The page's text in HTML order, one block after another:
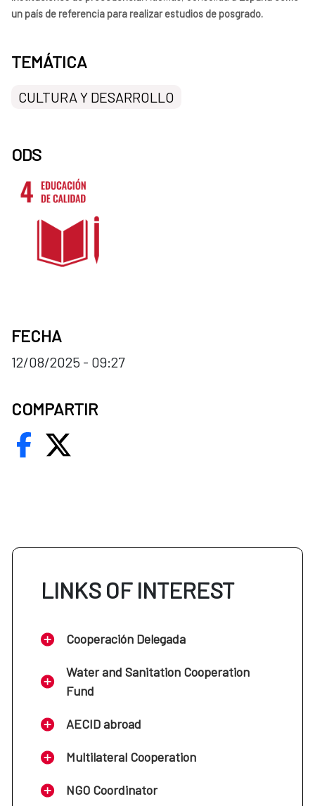
un país de referencia para realizar estudios de posgrado.
TEMÁTICA
CULTURA Y DESARROLLO
ODS
FECHA
12/08/2025 - 09:27
COMPARTIR
LINKS OF INTEREST
Cooperación Delegada
Water and Sanitation Cooperation
Fund
AECID abroad
Multilateral Cooperation
NGO Coordinator